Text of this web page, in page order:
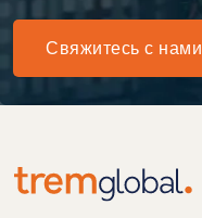
Свяжитесь с нами